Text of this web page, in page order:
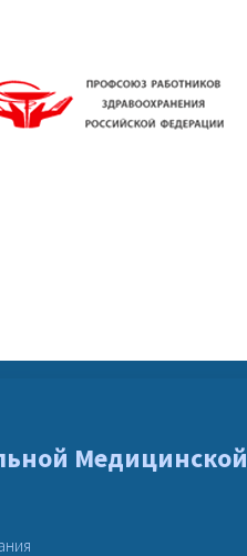
Медицинской